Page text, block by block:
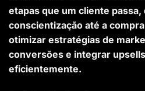
etapas que um cliente passa,
conscientização até a
otimizar estratégias de
conversões e integrar
eficientemente.